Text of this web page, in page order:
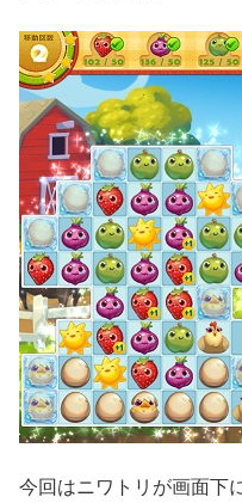
今回はニワトリが画面下